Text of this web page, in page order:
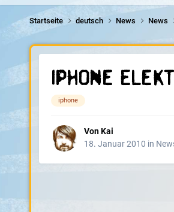
Startseite deutsch News News
iPhone
iphone
VonKai
18. Januar 2010 in